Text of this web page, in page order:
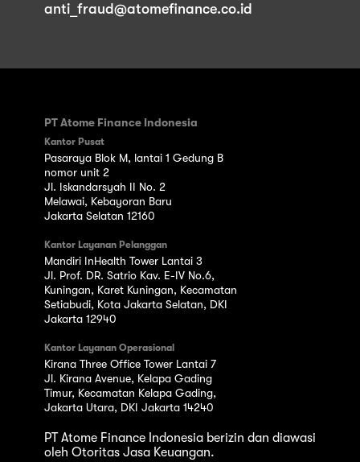
anti_fraud@atomefinance.co.id
PT Atome Finance Indonesia
Kantor Pusat
Pasaraya Blok M, lantai 1 Gedung B
nomor unit 2
Jl. Iskandarsyah II No. 2
Melawai, Kebayoran Baru
Jakarta Selatan 12160
Kantor Layanan Pelanggan
Mandiri InHealth Tower Lantai 3
Jl. Prof. DR. Satrio Kav. E-IV No.6,
Kuningan, Karet Kuningan, Kecamatan
Setiabudi, Kota Jakarta Selatan, DKI
Jakarta 12940
Kantor Layanan Operasional
Kirana Three Office Tower Lantai 7
Jl. Kirana Avenue, Kelapa Gading
Timur, Kecamatan Kelapa Gading,
Jakarta Utara, DKI Jakarta 14240
PT Atome Finance Indonesia berizin dan diawasi
oleh Otoritas Jasa Keuangan.